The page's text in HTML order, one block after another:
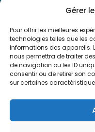
Gérer
Pour offrir les meilleures
technologies telles que les
informations des appareils.
nous permettra de traiter
de navigation ou les ID
consentir ou de retirer son
sur certaines